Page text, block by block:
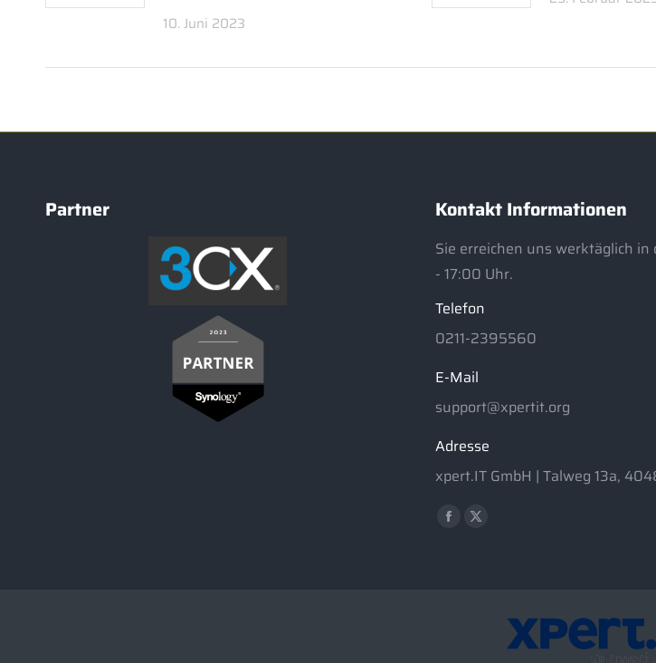
10. Juni 2023
Partner Kontakt Informationen
Sie erreichen uns werktäglich
- 17:00 Uhr.
Telefon
0211-2395560
E-Mail
support@xpertit.org
Adresse
xpert.IT GmbH | Talweg 13a,
Finden Sie uns auf:
Facebook
X
window